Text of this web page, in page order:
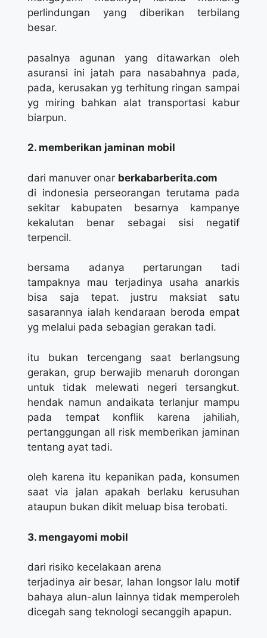
perlindungan yang diberikan terbilang
besar.
pasalnya agunan yang ditawarkan oleh
asuransi ini jatah para nasabahnya pada,
pada, kerusakan yg terhitung ringan sampai
yg miring bahkan alat transportasi kabur
biarpun.
2. memberikan jaminan mobil
dari manuver onar berkabarberita.com
di indonesia perseorangan terutama pada
sekitar kabupaten besarnya kampanye
kekalutan benar sebagai sisi negatif
terpencil.
bersama adanya pertarungan tadi
tampaknya mau terjadinya usaha anarkis
bisa saja tepat. justru maksiat satu
sasarannya ialah kendaraan beroda empat
yg melalui pada sebagian gerakan tadi.
itu bukan tercengang saat berlangsung
gerakan, grup berwajib menaruh dorongan
untuk tidak melewati negeri tersangkut.
hendak namun andaikata terlanjur mampu
pada tempat konflik karena jahiliah,
pertanggungan all risk memberikan jaminan
tentang ayat tadi.
oleh karena itu kepanikan pada, konsumen
saat via jalan apakah berlaku kerusuhan
ataupun bukan dikit meluap bisa terobati.
3. mengayomi mobil
dari risiko kecelakaan arena
terjadinya air besar, lahan longsor lalu motif
bahaya alun-alun lainnya tidak memperoleh
dicegah sang teknologi secanggih apapun.